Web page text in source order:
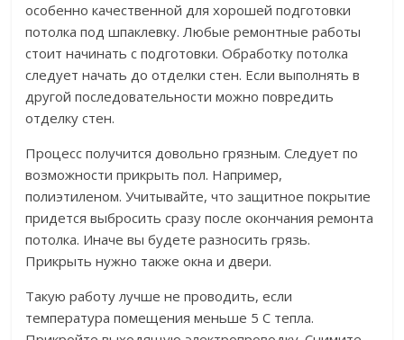
особенно качественной для хорошей подготовки
потолка под шпаклевку. Любые ремонтные работы
стоит начинать с подготовки. Обработку потолка
следует начать до отделки стен. Если выполнять в
другой последовательности можно повредить
отделку стен.
Процесс получится довольно грязным. Следует по
возможности прикрыть пол. Например,
полиэтиленом. Учитывайте, что защитное покрытие
придется выбросить сразу после окончания ремонта
потолка. Иначе вы будете разносить грязь.
Прикрыть нужно также окна и двери.
Такую работу лучше не проводить, если
температура помещения меньше 5 С тепла.